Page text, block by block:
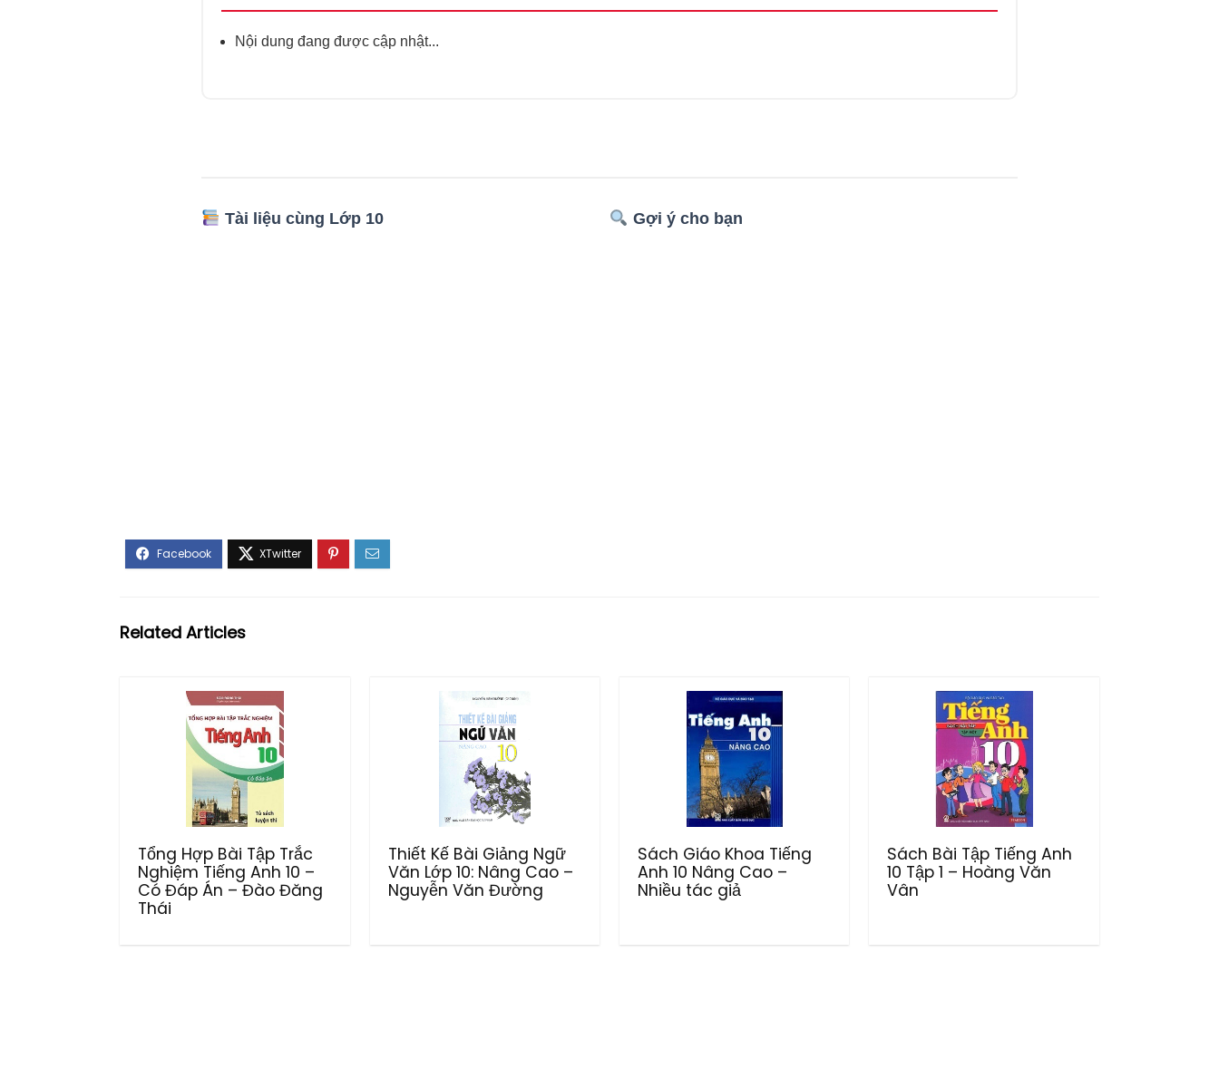
Nội dung đang được cập nhật...
Tài liệu cùng Lớp 10 Gợi ý cho bạn
Related Articles
Tổng Hợp Bài Tập Trắc
Nghiệm Tiếng Anh 10 –
Có Đáp Án – Đào Đăng
Thái
Thiết Kế Bài Giảng Ngữ
Văn Lớp 10: Nâng Cao –
Nguyễn Văn Đường
Sách Giáo Khoa Tiếng
Anh 10 Nâng Cao –
Nhiều tác giả
Sách Bài Tập Tiếng Anh
10 Tập 1 – Hoàng Văn
Vân